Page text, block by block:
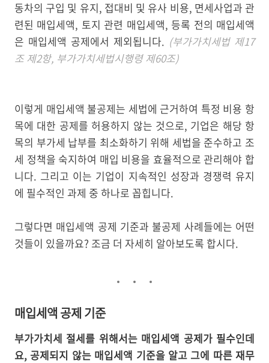
동차의 구입 및 유지, 접대비 및 유사 비용, 면세사업과 관
련된 매입세액, 토지 관련 매입세액, 등록 전의 매입세액
은 매입세액 공제에서 제외됩니다. (부가가치세법 제17
조 제2항, 부가가치세법시행령 제60조)
이렇게 매입세액 불공제는 세법에 근거하여 특정 비용 항
목에 대한 공제를 허용하지 않는 것으로, 기업은 해당 항
목의 부가세 납부를 최소화하기 위해 세법을 준수하고 조
세 정책을 숙지하여 매입 비용을 효율적으로 관리해야 합
니다. 그리고 이는 기업이 지속적인 성장과 경쟁력 유지
에 필수적인 과제 중 하나로 꼽힙니다.
그렇다면 매입세액 공제 기준과 불공제 사례들에는 어떤
것들이 있을까요? 조금 더 자세히 알아보도록 합시다.
매입세액 공제 기준
부가가치세 절세를 위해서는 매입세액 공제가 필수인데
요, 공제되지 않는 매입세액 기준을 알고 그에 따른 재무